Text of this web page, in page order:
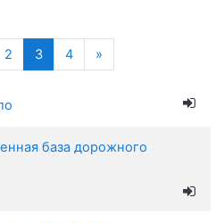
2 3(текущая)
4 »Далее
база дорожного